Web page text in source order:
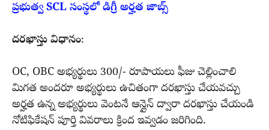
ప్రభుత్వ SCL సంస్థలో డిగ్రీ అర్హత జాబ్స్
దరఖాస్తు విధానం:
OC, OBC అభ్యర్థులు 300/- రూపాయలు ఫీజు చెల్లించాలి
మిగత అందరూ అభ్యర్థులు ఉచితంగా దరఖాస్తు చేయవచ్చు
అర్హత ఉన్న అభ్యర్థులు వెంటనే ఆన్లైన్ ద్వారా దరఖాస్తు చేయండి
నోటిఫికేషన్ పూర్తి వివరాలు క్రింద ఇవ్వడం జరిగింది.